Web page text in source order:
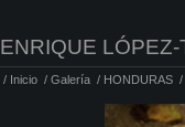
ENRIQUE
/ Inicio / Galería / HONDURAS /